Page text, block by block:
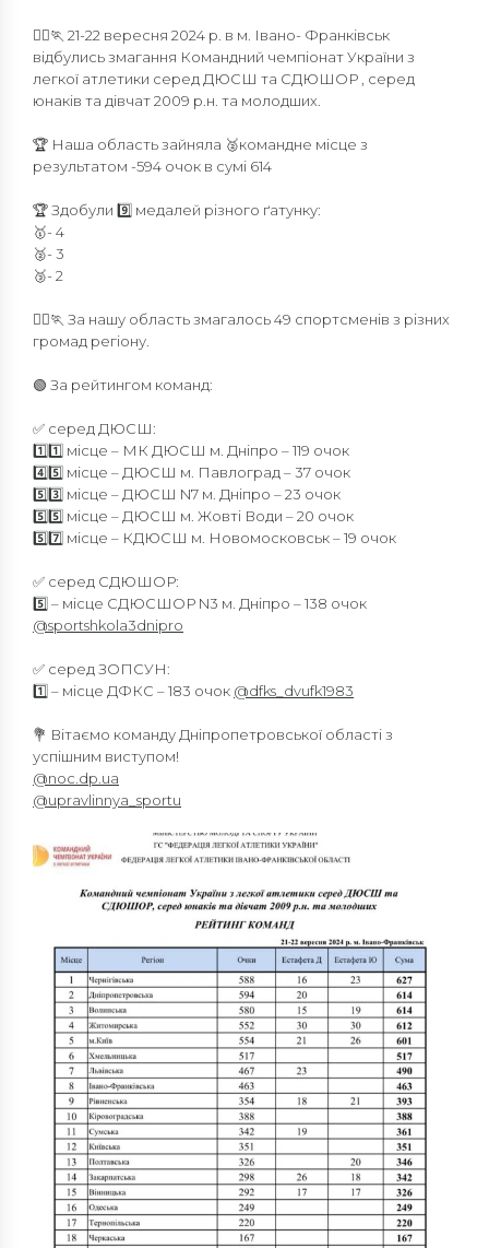
🏃‍♀️🏃 21-22 вересня 2024 р. в м. Івано- Франківськ
відбулись змагання Командний чемпіонат України з
легкої атлетики серед ДЮСШ та СДЮШОР , серед
юнаків та дівчат 2009 р.н. та молодших.
🏆 Наша область зайняла 🥈командне місце з
результатом -594 очок в сумі 614
🏆 Здобули 9️⃣ медалей різного ґатунку:
🥇- 4
🥈- 3
🥉- 2
🏃‍♀️🏃 За нашу область змагалось 49 спортсменів з різних
громад регіону.
🟢 За рейтингом команд:
✅ серед ДЮСШ:
1️⃣1️⃣ місце – МК ДЮСШ м. Дніпро – 119 очок
4️⃣5️⃣ місце – ДЮСШ м. Павлоград – 37 очок
5️⃣3️⃣ місце – ДЮСШ N7 м. Дніпро – 23 очок
5️⃣5️⃣ місце – ДЮСШ м. Жовті Води – 20 очок
5️⃣7️⃣ місце – КДЮСШ м. Новомосковськ – 19 очок
✅ серед СДЮШОР:
5️⃣ – місце СДЮСШОР N3 м. Дніпро – 138 очок
@sportshkola3dnipro
✅ серед ЗОПСУН:
1️⃣ – місце ДФКС – 183 очок @dfks_dvufk1983
💐 Вітаємо команду Дніпропетровської області з
успішним виступом!
@noc.dp.ua
@upravlinnya_sportu